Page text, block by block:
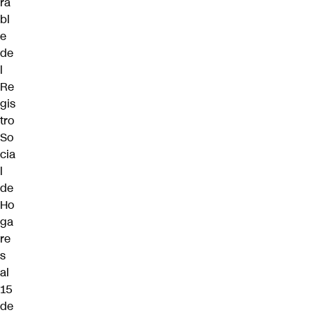
bl
e
de
l
Re
gis
tro
So
cia
l
de
Ho
ga
re
s
al
15
de